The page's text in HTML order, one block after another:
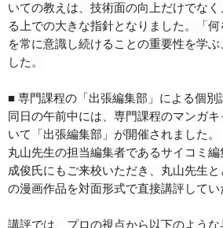
いての教えは、技術面の向上だけでな
る上での大きな指針となりました。「何
を常に意識し続けることの重要性を学
した。
■ 専門課程の「出張編集部」による個別
同日の午前中には、専門課程のマンガ
いて「出張編集部」が開催されました。
丸山先生の担当編集者であるサイコミ
成俊氏にもご来校いただき、丸山先生
の漫画作品を対面形式で直接講評してい
講評では、プロの視点から以下のよう